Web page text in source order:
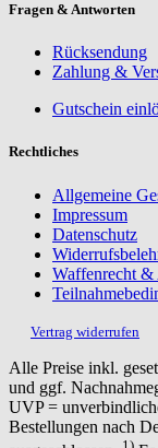
Fragen & Antworten
Rücksendung
Zahlung &
Gutschein
Rechtliches
Allgemeine
Impressum
Datenschutz
Waffenrecht &
Vertrag widerrufen
Alle Preise inkl.
und ggf.
UVP =
Bestellungen nach